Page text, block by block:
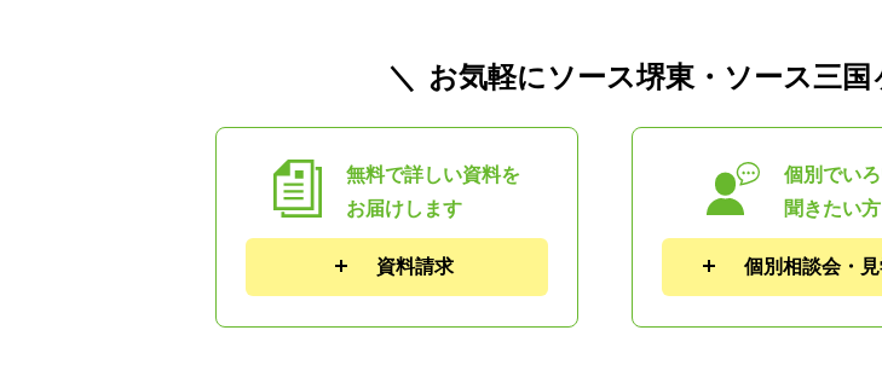
お気軽にソース堺東・ソース三国
無料で詳しい資料を
お届けします
資料請求
個別でい
聞きたい方
個別相談会・